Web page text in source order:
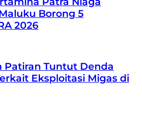
Borong 5
2026
Patiran Tuntut Denda
Eksploitasi Migas di